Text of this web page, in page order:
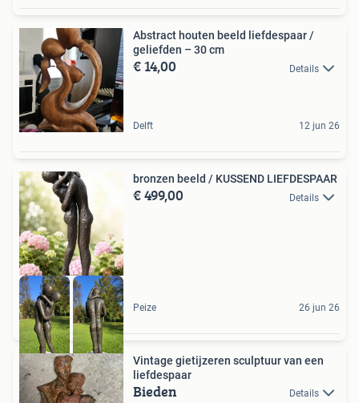
Abstract houten beeld liefdespaar /
geliefden – 30 cm
€ 14,00 Details
Delft 12 jun 26
bronzen beeld / KUSSEND LIEFDESPAAR
€ 499,00 Details
Peize 26 jun 26
Vintage gietijzeren sculptuur van een
liefdespaar
Bieden Details